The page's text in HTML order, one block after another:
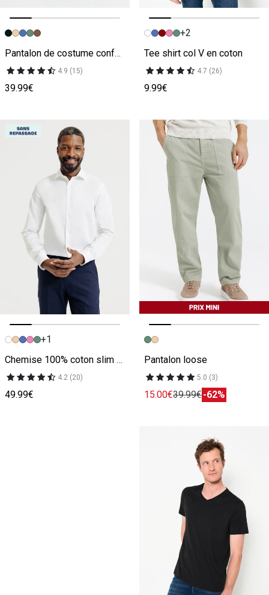
Image précédente
Image suivante
Pantalon de costume confort uni
4.9 (15)
39.99€
Image précédente
Image suivante
+2
Tee shirt col V en coton
4.7 (26)
9.99€
Image précédente
Image suivante
+1
Chemise 100% coton slim sans repassage unie
4.2 (20)
49.99€
Image précédente
Image suivante
Pantalon loose
5.0 (3)
15.00€39.99€-62%